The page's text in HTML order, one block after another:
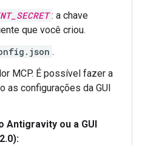
: a chave
que você criou.
.
MCP. É possível fazer a
as configurações da GUI
Antigravity ou a GUI